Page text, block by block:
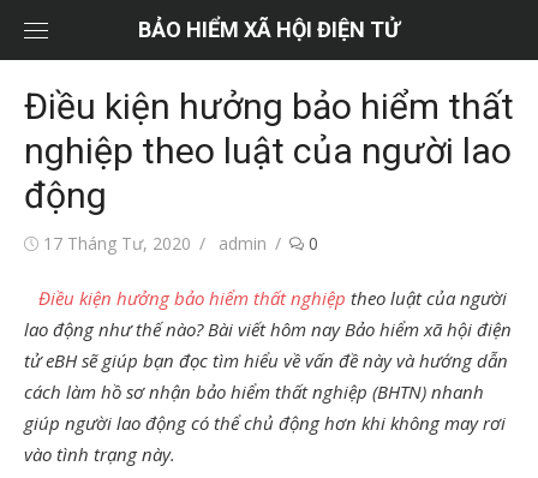
dung
BẢO HIỂM XÃ HỘI ĐIỆN TỬ
Điều kiện hưởng bảo hiểm thất
nghiệp theo luật của người lao
động
Đăng17 Tháng Tư, 2020
Tác
admin 0
Điều kiện hưởng bảo hiểm thất nghiệp theo luật của người
lao động như thế nào? Bài viết hôm nay Bảo hiểm xã hội điện
tử eBH sẽ giúp bạn đọc tìm hiểu về vấn đề này và hướng dẫn
cách làm hồ sơ nhận bảo hiểm thất nghiệp (BHTN) nhanh
giúp người lao động có thể chủ động hơn khi không may rơi
vào tình trạng này.